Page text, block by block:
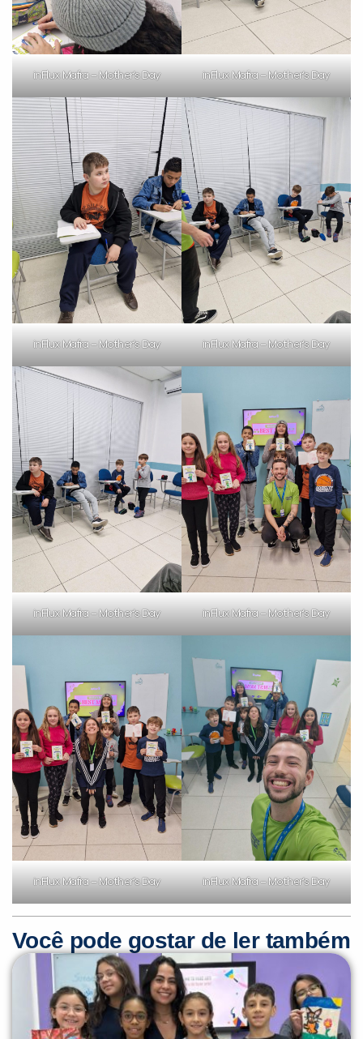
inFlux Mafra – Mother’s Day inFlux Mafra – Mother’s Day
inFlux Mafra – Mother’s Day inFlux Mafra – Mother’s Day
inFlux Mafra – Mother’s Day inFlux Mafra – Mother’s Day
inFlux Mafra – Mother’s Day inFlux Mafra – Mother’s Day
Você pode gostar de ler também